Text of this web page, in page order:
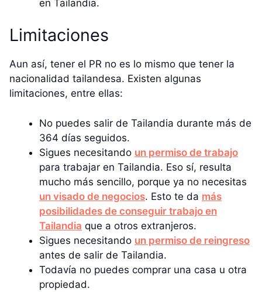
en Tailandia.
Limitaciones
Aun así, tener el PR no es lo mismo que tener la
nacionalidad tailandesa. Existen algunas
limitaciones, entre ellas:
No puedes salir de Tailandia durante más de
364 días seguidos.
Sigues necesitando un permiso de trabajo
para trabajar en Tailandia. Eso sí, resulta
mucho más sencillo, porque ya no necesitas
un visado de negocios. Esto te da más
posibilidades de conseguir trabajo en
Tailandia que a otros extranjeros.
Sigues necesitando un permiso de reingreso
antes de salir de Tailandia.
Todavía no puedes comprar una casa u otra
propiedad.